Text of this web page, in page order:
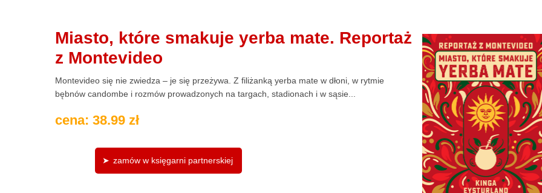
Miasto, które smakuje yerba mate. Reportaż
z Montevideo
Montevideo się nie zwiedza – je się przeżywa. Z filiżanką yerba mate w dłoni, w rytmie
bębnów candombe i rozmów prowadzonych na targach, stadionach i w sąsie...
cena: 38.99 zł
zamów w księgarni partnerskiej